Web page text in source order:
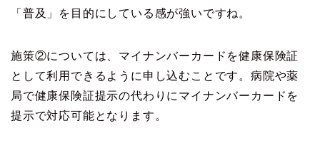
「普及」を目的にしている感が強いですね。
施策②については、マイナンバーカードを健康保険証
として利用できるように申し込むことです。病院や薬
局で健康保険証提示の代わりにマイナンバーカードを
提示で対応可能となります。